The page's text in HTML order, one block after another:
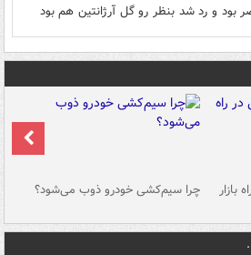
و رد شد بنظر رو گل آرژانتین هم بود
بازار چرا سیم‌کشی خودرو ذوب می‌شود؟